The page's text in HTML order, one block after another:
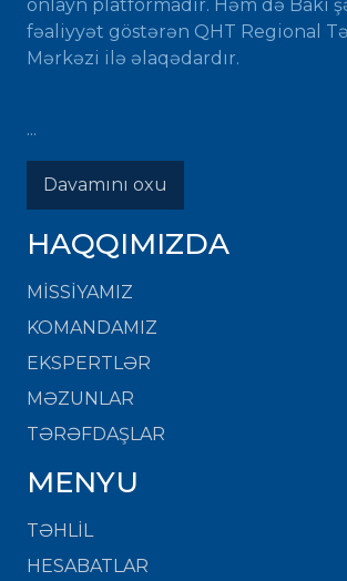
onlayn platformadır. Həm də Bakı
fəaliyyət göstərən QHT Regional
Mərkəzi ilə əlaqədardır.
...
Davamını oxu
HAQQIMIZDA
MISSIYAMIZ
KOMANDAMIZ
EKSPERTLƏR
MƏZUNLAR
TƏRƏFDAŞLAR
MENYU
TƏHLİL
HESABATLAR